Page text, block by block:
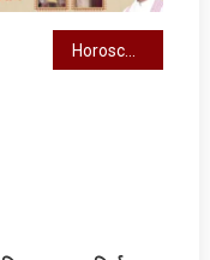
Horoscope : आज का राशिफल, जानें कैसा रहेगा आपका दिन